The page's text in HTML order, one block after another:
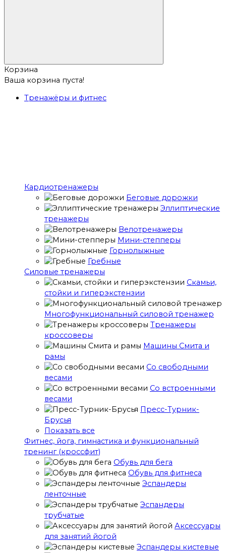
Корзина
Ваша корзина пуста!
Тренажёры и фитнес
Кардиотренажеры
Беговые дорожки
Эллиптические
тренажеры
Велотренажеры
Мини-степперы
Горнолыжные
Гребные
Cиловые тренажеры
Скамьи,
стойки и гиперэкстензии
Многофункциональный силовой тренажер
Тренажеры
кроссоверы
Машины Смита и
рамы
Со свободными
весами
Со встроенными
весами
Пресс-Турник-
Брусья
Показать все
Фитнес, йога, гимнастика и функциональный
тренинг (кроссфит)
Обувь для бега
Обувь для фитнеса
Эспандеры
ленточные
Эспандеры
трубчатые
Аксессуары
для занятий йогой
Эспандеры кистевые